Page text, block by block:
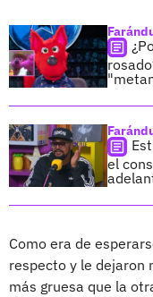
el
Como era de
respecto y le dejaron
más gruesa que la